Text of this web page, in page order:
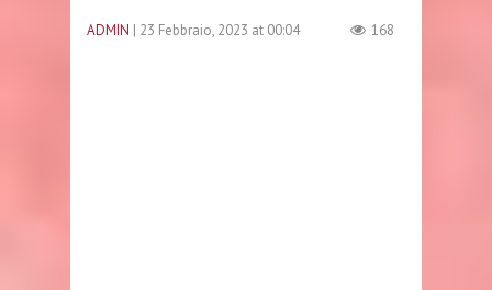
ADMIN | 23 Febbraio, 2023 at 00:04 168